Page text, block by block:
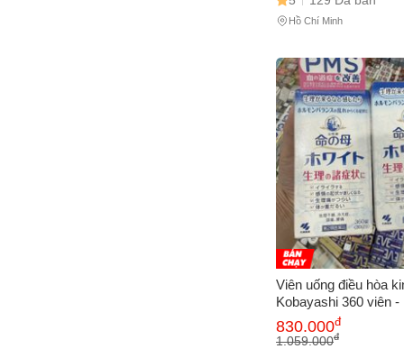
Hồ Chí Minh
Viên uống điều hòa
Kobayashi 360 viên
khỏe sinh sản cho
Bản
830.000đ
1.059.000đ